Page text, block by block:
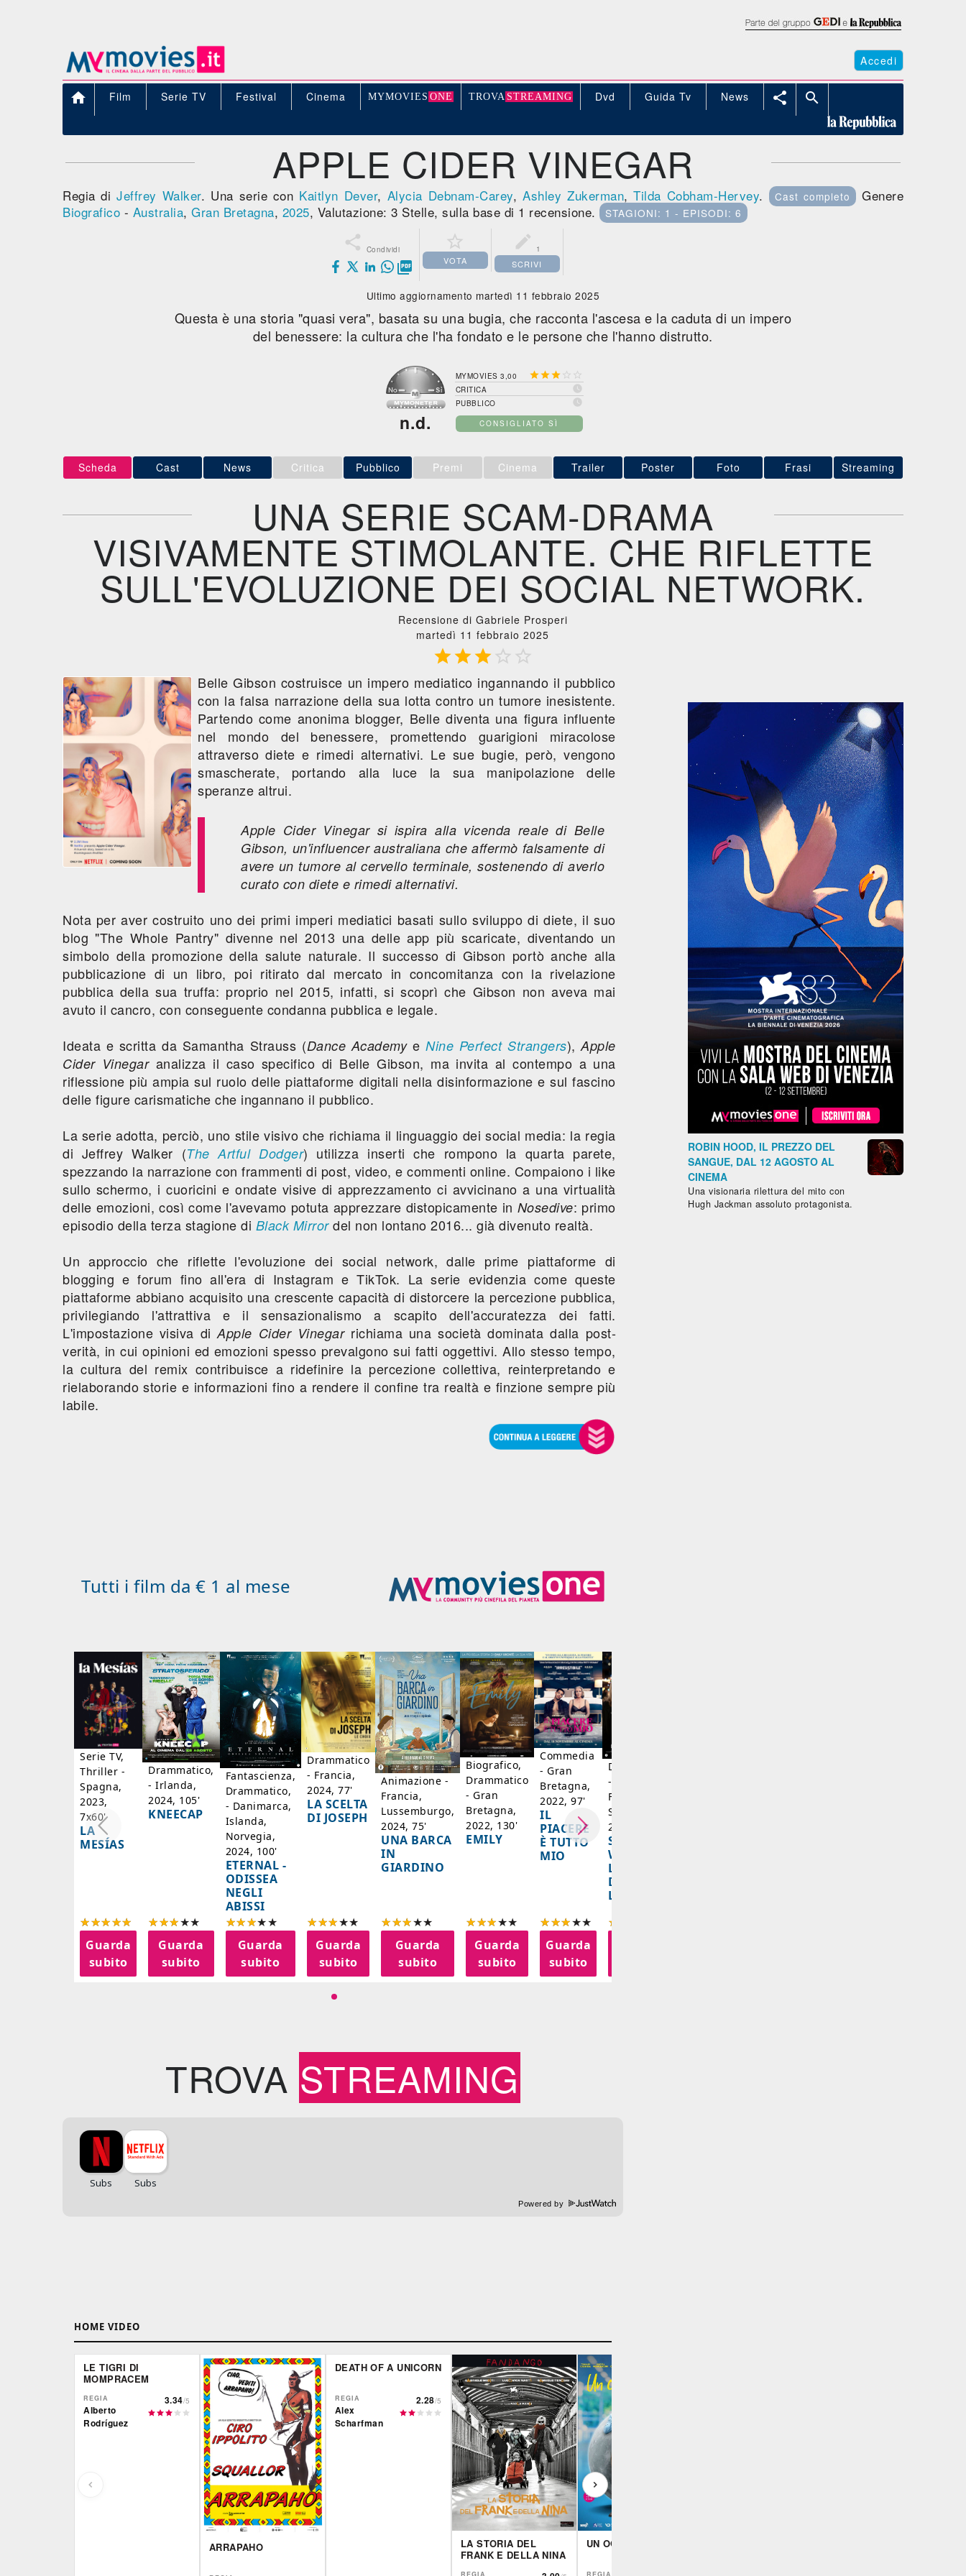
Accedi
 Film Serie TV Festival Cinema MYMOVIE S ONE TROVA STREAMING Dvd Guida Tv News  
APPLE CIDER VINEGAR
Regia diJeffrey Walker. Una serie con Kaitlyn Dever, Alycia Debnam-Carey,Ashley Zukerman,Tilda Cobham-Hervey. Cast completo
Genere
Biografico - Australia, Gran Bretagna, 2025, Valutazione: 3 Stelle, sulla base di 1 recensione. STAGIONI: 1 - EPISODI: 6
 Condividi


VOTA
 1
SCRIVI
Ultimo aggiornamento martedì 11 febbraio 2025
Questa è una storia "quasi vera", basata su una bugia, che racconta l'ascesa e la caduta di un impero
del benessere: la cultura che l'ha fondato e le persone che l'hanno distrutto.
n.d.
MYMOVIES 3,00   
CRITICA 
PUBBLICO 
CONSIGLIATO SÌ
Scheda Cast News Critica Pubblico Premi Cinema Trailer Poster Foto Frasi Streaming
UNA SERIE SCAM-DRAMA
VISIVAMENTE STIMOLANTE. CHE RIFLETTE
SULL'EVOLUZIONE DEI SOCIAL NETWORK.
Recensione di Gabriele Prosperi
martedì 11 febbraio 2025
  
Belle Gibson costruisce un impero mediatico ingannando il pubblico
con la falsa narrazione della sua lotta contro un tumore inesistente.
Partendo come anonima blogger, Belle diventa una figura influente
nel mondo del benessere, promettendo guarigioni miracolose
attraverso diete e rimedi alternativi. Le sue bugie, però, vengono
smascherate, portando alla luce la sua manipolazione delle
speranze altrui.
Apple Cider Vinegarsi ispira alla vicenda reale di Belle
Gibson, un'influencer australiana che affermò falsamente di
avere un tumore al cervello terminale, sostenendo di averlo
curato con diete e rimedi alternativi.
Nota per aver costruito uno dei primi imperi mediatici basati sullo sviluppo di diete, il suo
blog "The Whole Pantry" divenne nel 2013 una delle app più scaricate, diventando un
simbolo della promozione della salute naturale. Il successo di Gibson portò anche alla
pubblicazione di un libro, poi ritirato dal mercato in concomitanza con la rivelazione
pubblica della sua truffa: proprio nel 2015, infatti, si scoprì che Gibson non aveva mai
avuto il cancro, con conseguente condanna pubblica e legale.
Ideata e scritta da Samantha Strauss (Dance AcademyeNine Perfect Strangers), Apple
Cider Vinegaranalizza il caso specifico di Belle Gibson, ma invita al contempo a una
riflessione più ampia sul ruolo delle piattaforme digitali nella disinformazione e sul fascino
delle figure carismatiche che ingannano il pubblico.
La serie adotta, perciò, uno stile visivo che richiama il linguaggio dei social media: la regia
di Jeffrey Walker (The Artful Dodger) utilizza inserti che rompono la quarta parete,
spezzando la narrazione con frammenti di post, video, e commenti online. Compaiono i like
sullo schermo, i cuoricini e ondate visive di apprezzamento ci avvicinano a una virtualità
delle emozioni, così come l'avevamo potuta apprezzare distopicamente in Nosedive: primo
episodio della terza stagione di Black Mirrordel non lontano 2016... già divenuto realtà.
Un approccio che riflette l'evoluzione dei social network, dalle prime piattaforme di
blogging e forum fino all'era di Instagram e TikTok. La serie evidenzia come queste
piattaforme abbiano acquisito una crescente capacità di distorcere la percezione pubblica,
privilegiando l'attrattiva e il sensazionalismo a scapito dell'accuratezza dei fatti.
L'impostazione visiva diApple Cider Vinegarrichiama una società dominata dalla post-
verità, in cui opinioni ed emozioni spesso prevalgono sui fatti oggettivi. Allo stesso tempo,
la cultura del remix contribuisce a ridefinire la percezione collettiva, reinterpretando e
rielaborando storie e informazioni fino a rendere il confine tra realtà e finzione sempre più
labile.
Tutti i film da € 1 al mese
Serie TV,
Thriller -
Spagna,
2023,
7x60'
LA
MESÍAS
Guarda
subito
Drammatico,
- Irlanda,
2024, 105'
KNEECAP
Guarda
subito
Fantascienza,
Drammatico,
- Danimarca,
Islanda,
Norvegia,
2024, 100'
ETERNAL -
ODISSEA
NEGLI
ABISSI
Guarda
subito
Drammatico
- Francia,
2024, 77'
LA SCELTA
DI JOSEPH
Guarda
subito
Animazione -
Francia,
Lussemburgo,
2024, 75'
UNA BARCA
IN
GIARDINO
Guarda
subito
Biografico,
Drammatico
- Gran
Bretagna,
2022, 130'
EMILY
Guarda
subito
Commedia
- Gran
Bretagna,
2022, 97'
IL
PIACERE
È TUTTO
MIO
Guarda
subito
Drammatico
- Giappone,
Francia,
Singapore,
2024, 105'
SPIRIT
WORLD -
LA FESTA
DELLE
LANTERNE
TROVA STREAMING
Powered by
HOME VIDEO
LE TIGRI DI
MOMPRACEM
REGIA
Alberto
Rodríguez
3.34/5
ARRAPAHO
DEATH OF A UNICORN
REGIA
Alex
Scharfman
2.28/5
LA STORIA DEL
FRANK E DELLA NINA
REGIA
UN OGGI ALLA VOLTA
REGIA
ROBIN HOOD, IL PREZZO DEL
SANGUE, DAL 12 AGOSTO AL
CINEMA
Una visionaria rilettura del mito con
Hugh Jackman assoluto protagonista.